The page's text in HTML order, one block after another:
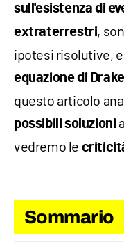
sull'esistenza di
extraterrestri,
ipotesi risolutive,
equazione di Drake
questo articolo
possibili soluzioni
vedremo le
Sommario